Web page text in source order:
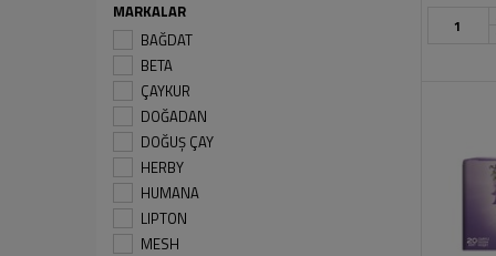
MARKALAR
BAĞDAT
BETA
ÇAYKUR
DOĞADAN
DOĞUŞ ÇAY
HERBY
HUMANA
LIPTON
MESH